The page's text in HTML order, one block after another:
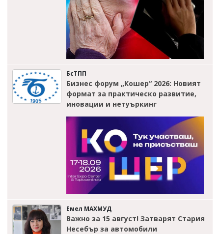
БсТПП
Бизнес форум „Кошер“ 2026: Новият
формат за практическо развитие,
иновации и нетуъркинг
Емел МАХМУД
Важно за 15 август! Затварят Стария
Несебър за автомобили